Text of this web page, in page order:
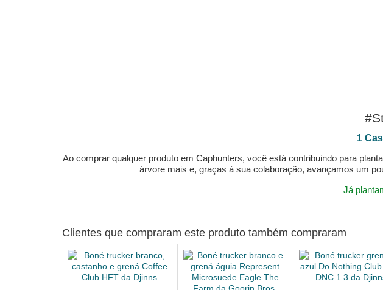
1
Ao comprar qualquer produto em Caphunters, você está contribuindo para
árvore mais e, graças à sua colaboração, avançamos um
Já
Clientes que compraram este produto também compraram